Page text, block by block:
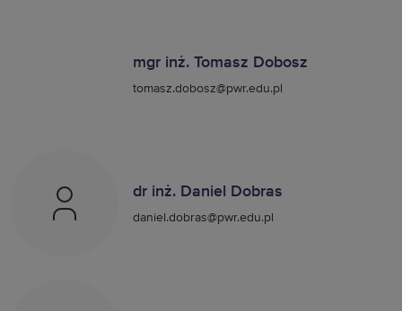
mgr inż. Tomasz Dobosz
tomasz.dobosz@pwr.edu.pl
dr inż. Daniel Dobras
daniel.dobras@pwr.edu.pl